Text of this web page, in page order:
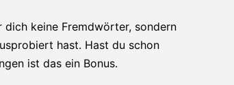
keine Fremdwörter, sondern
hast. Hast du schon
ist das ein Bonus.